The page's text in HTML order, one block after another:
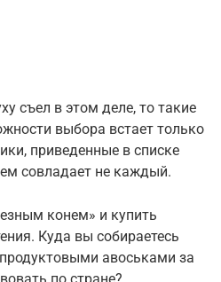
съел в этом деле, то такие
выбора встает только
приведенные в списке
совладает не каждый.
конем» и купить
Куда вы собираетесь
авоськами за